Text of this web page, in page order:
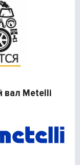
вал Metelli